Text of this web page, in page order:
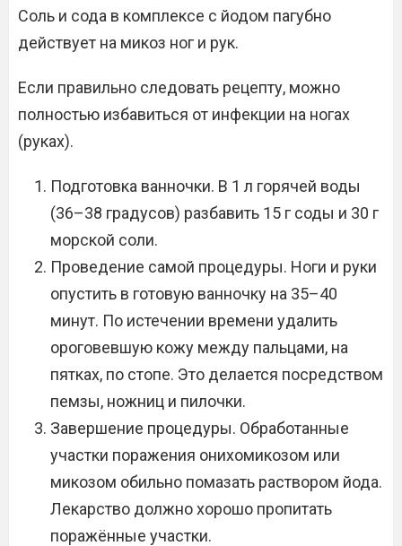
Соль и сода в комплексе с йодом пагубно
действует на микоз ног и рук.
Если правильно следовать рецепту, можно
полностью избавиться от инфекции на ногах
(руках).
Подготовка ванночки. В 1 л горячей воды
(36–38 градусов) разбавить 15 г соды и 30 г
морской соли.
Проведение самой процедуры. Ноги и руки
опустить в готовую ванночку на 35–40
минут. По истечении времени удалить
ороговевшую кожу между пальцами, на
пятках, по стопе. Это делается посредством
пемзы, ножниц и пилочки.
Завершение процедуры. Обработанные
участки поражения онихомикозом или
микозом обильно помазать раствором йода.
Лекарство должно хорошо пропитать
поражённые участки.